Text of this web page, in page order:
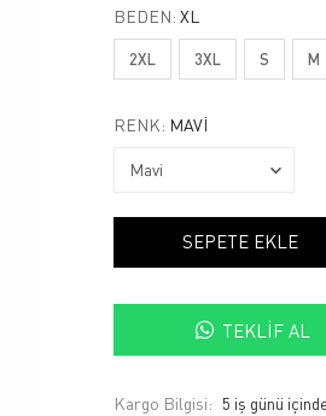
BEDEN: XL
2XL 3XL S M
RENK: MAVI
SEPETE EKLE
TEKLIF AL
Kargo Bilgisi: 5 iş günü